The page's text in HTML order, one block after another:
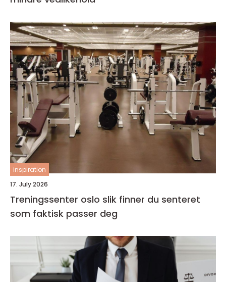
inspiration
17. July 2026
Treningssenter oslo slik finner du senteret
som faktisk passer deg